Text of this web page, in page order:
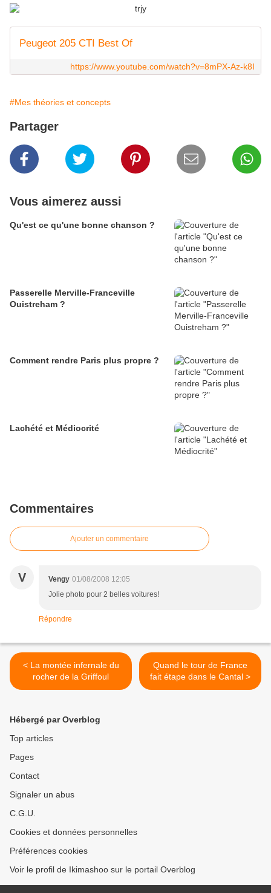
Peugeot 205 CTI Best Of
https://www.youtube.com/watch?v=8mPX-Az-k8I
#Mes théories et concepts
Partager
Vous aimerez aussi
Qu'est ce qu'une bonne chanson ?
Passerelle Merville-Franceville
Ouistreham ?
Comment rendre Paris plus propre ?
Lachété et Médiocrité
Commentaires
Ajouter un commentaire
V Vengy 01/08/2008 12:05
Jolie photo pour 2 belles voitures!
Répondre
< La montée infernale du
rocher de la Griffoul
Quand le tour de France
fait étape dans le Cantal >
Hébergé par Overblog
Top articles
Pages
Contact
Signaler un abus
C.G.U.
Cookies et données personnelles
Préférences cookies
Voir le profil de Ikimashoo sur le portail Overblog